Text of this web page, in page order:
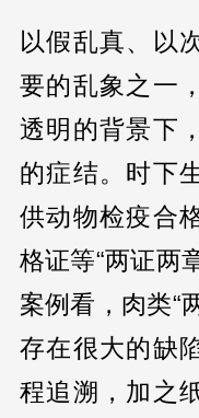
以假乱真、以
要的乱象之一
透明的背景下
的症结。时下
供动物检疫合
格证等“两证两
案例看，肉类“
存在很大的缺
程追溯，加之